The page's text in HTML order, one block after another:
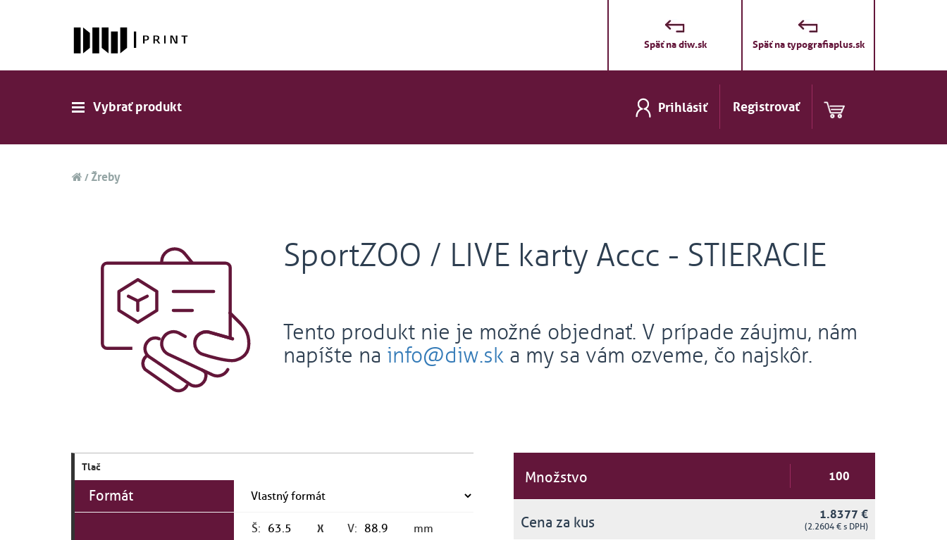
Späť na diw.sk Späť na typografiaplus.sk
Prihlásiť Registrovať
Vybrať produkt
Žreby
SportZOO / LIVE karty Accc - STIERACIE
Tento produkt nie je možné objednať. V prípade záujmu, nám
napíšte na info@diw.sk a my sa vám ozveme, čo najskôr.
Tlač
Formát
Š: X V: mm
Množstvo
Cena za kus 1.8377 €
(2.2604 € s DPH)